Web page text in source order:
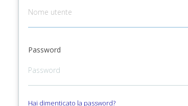
Password
Hai dimenticato la password?